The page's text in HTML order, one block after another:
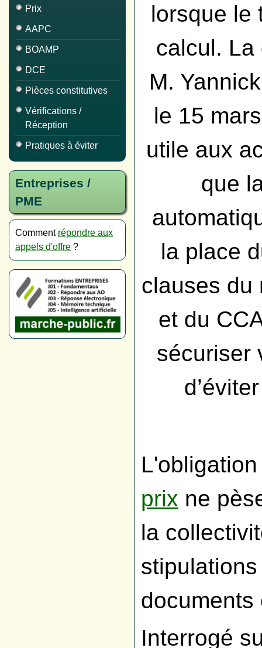
Prix
AAPC
BOAMP
DCE
Pièces constitutives
Vérifications /
Réception
Pratiques à éviter
Entreprises /
PME
Comment répondre aux
appels d'offre ?
lorsque le
calcul. La
M.
le 15
utile aux
que
la place
clauses du
et du
sécuriser
prix ne
la
Interrogé